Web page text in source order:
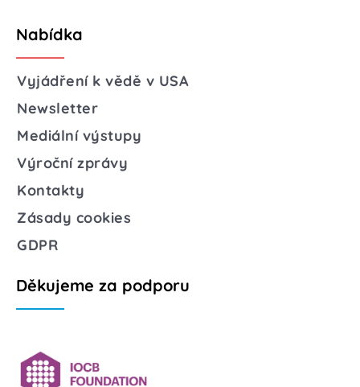
Nabídka
Vyjádření k vědě v USA
Newsletter
Mediální výstupy
Výroční zprávy
Kontakty
Zásady cookies
GDPR
Děkujeme za podporu